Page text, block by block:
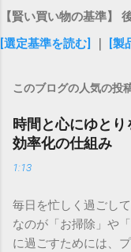
【賢い買い物の基準】
[選定基準を読む]
[製
このブログの人気の投
時間と心にゆと
効率化の仕組み
1:13
毎日を忙しく過ごし
なのが「お掃除」や
に過ごすためには、